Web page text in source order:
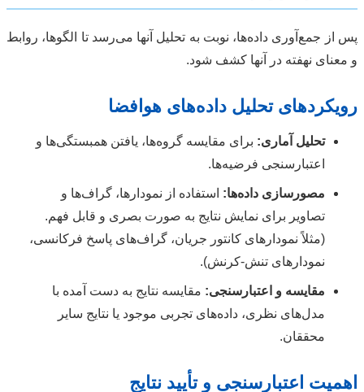
پس از جمع‌آوری داده‌ها، نوبت به تحلیل آنها می‌رسد تا الگوها، روابط
و معنای نهفته در آنها کشف شود.
رویکردهای تحلیل داده‌های هوافضا
تحلیل آماری: برای مقایسه گروه‌ها، یافتن همبستگی‌ها و
اعتبارسنجی فرضیه‌ها.
مصورسازی داده‌ها: استفاده از نمودارها، گراف‌ها و
تصاویر برای نمایش نتایج به صورت بصری و قابل فهم.
(مثلاً نمودارهای کانتور جریان، گراف‌های پاسخ فرکانسی،
نمودارهای تنش-کرنش).
مقایسه و اعتبارسنجی: مقایسه نتایج به دست آمده با
مدل‌های نظری، داده‌های تجربی موجود یا نتایج سایر
محققان.
اهمیت اعتبارسنجی و تأیید نتایج